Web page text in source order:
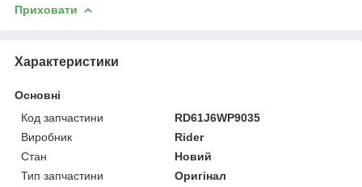
Приховати
Характеристики
Основні
Код запчастини
RD61J6WP9035
Виробник
Rider
Стан
Новий
Тип запчастини
Оригінал